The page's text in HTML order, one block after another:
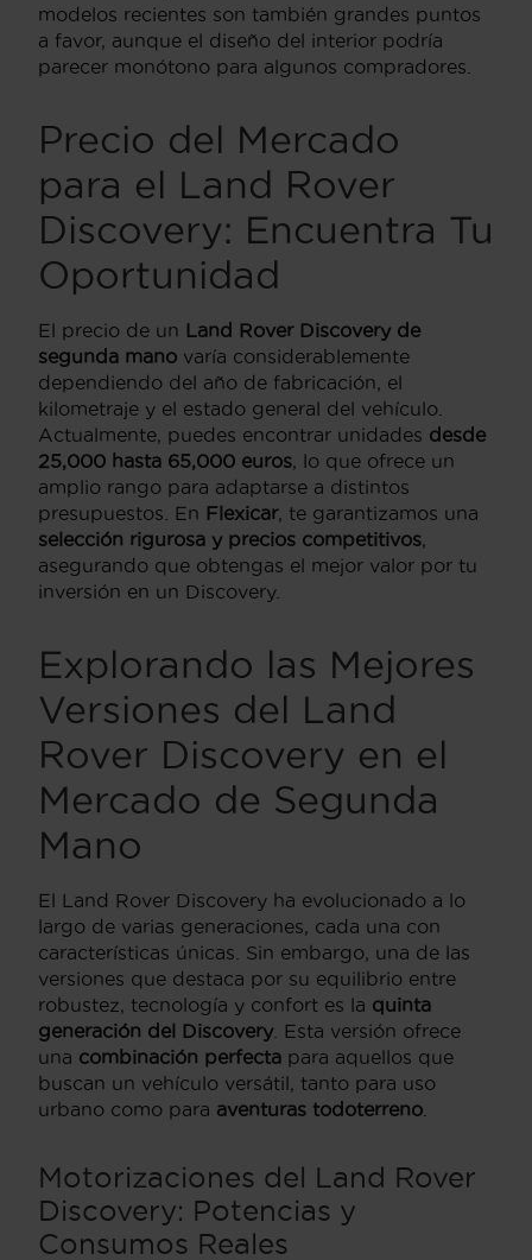
modelos recientes son también grandes puntos
a favor, aunque el diseño del interior podría
parecer monótono para algunos compradores.
Precio del Mercado
para el Land Rover
Discovery: Encuentra Tu
Oportunidad
El precio de un Land Rover Discovery de
segunda mano varía considerablemente
dependiendo del año de fabricación, el
kilometraje y el estado general del vehículo.
Actualmente, puedes encontrar unidades desde
25,000 hasta 65,000 euros, lo que ofrece un
amplio rango para adaptarse a distintos
presupuestos. En Flexicar, te garantizamos una
selección rigurosa y precios competitivos,
asegurando que obtengas el mejor valor por tu
inversión en un Discovery.
Explorando las Mejores
Versiones del Land
Rover Discovery en el
Mercado de Segunda
Mano
El Land Rover Discovery ha evolucionado a lo
largo de varias generaciones, cada una con
características únicas. Sin embargo, una de las
versiones que destaca por su equilibrio entre
robustez, tecnología y confort es la quinta
generación del Discovery . Esta versión ofrece
una combinación perfecta para aquellos que
buscan un vehículo versátil, tanto para uso
urbano como para aventuras todoterreno
Motorizaciones del Land Rover
Discovery: Potencias y
Consumos Reales